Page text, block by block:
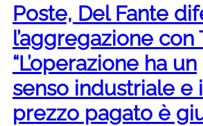
Poste, Del Fante
l’aggregazione con
“L’operazione ha un
senso industriale e
prezzo pagato è